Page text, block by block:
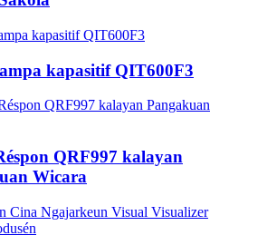
kapasitif QIT600F3
QRF997 kalayan
Wicara